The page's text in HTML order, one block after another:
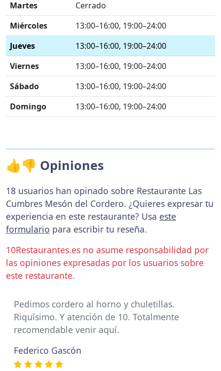
Martes
Cerrado
Miércoles
13:00–16:00, 19:00–24:00
Jueves
13:00–16:00, 19:00–24:00
Viernes
13:00–16:00, 19:00–24:00
Sábado
13:00–16:00, 19:00–24:00
Domingo
13:00–16:00, 19:00–24:00
👍👎 Opiniones
18 usuarios han opinado sobre Restaurante Las
Cumbres Mesón del Cordero. ¿Quieres expresar tu
experiencia en este restaurante? Usa este
formulario para escribir tu reseña.
10Restaurantes.es no asume responsabilidad por
las opiniones expresadas por los usuarios sobre
este restaurante.
Pedimos cordero al horno y chuletillas.
Riquísimo. Y atención de 10. Totalmente
recomendable venir aquí.
Federico Gascón